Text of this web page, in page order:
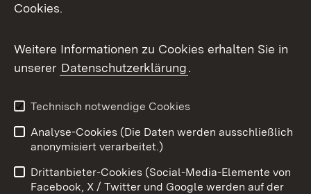
X / Twitter
Youtube
Impressum
Kontakt
Barrierefreiheit
Datenschutz
Cookies.
Weitere Informationen zu Cookies erhalten Sie in
unserer Datenschutzerklärung.
Technisch notwendige Cookies
Analyse-Cookies (Die Daten werden ausschließlich
anonymisiert verarbeitet.)
Drittanbieter-Cookies (Social-Media-Elemente von
Facebook, X / Twitter und Google werden auf der